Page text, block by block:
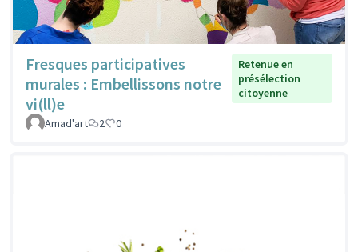
Fresques participatives
murales : Embellissons notre
vi(ll)e
Retenue en
présélection
citoyenne
Amad'art 2 0